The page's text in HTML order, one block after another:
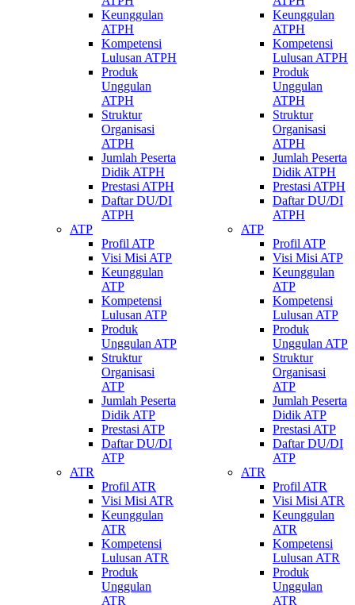
Keunggulan
ATPH
Kompetensi
Lulusan ATPH
Produk
Unggulan
ATPH
Struktur
Organisasi
ATPH
Jumlah Peserta
Didik ATPH
Prestasi ATPH
Daftar DU/DI
ATPH
ATP
Profil ATP
Visi Misi ATP
Keunggulan
ATP
Kompetensi
Lulusan ATP
Produk
Unggulan ATP
Struktur
Organisasi
ATP
Jumlah Peserta
Didik ATP
Prestasi ATP
Daftar DU/DI
ATP
ATR
Profil ATR
Visi Misi ATR
Keunggulan
ATR
Kompetensi
Lulusan ATR
Produk
Unggulan
ATR
Keunggulan
ATPH
Kompetensi
Lulusan ATPH
Produk
Unggulan
ATPH
Struktur
Organisasi
ATPH
Jumlah Peserta
Didik ATPH
Prestasi ATPH
Daftar DU/DI
ATPH
ATP
Profil ATP
Visi Misi ATP
Keunggulan
ATP
Kompetensi
Lulusan ATP
Produk
Unggulan ATP
Struktur
Organisasi
ATP
Jumlah Peserta
Didik ATP
Prestasi ATP
Daftar DU/DI
ATP
ATR
Profil ATR
Visi Misi ATR
Keunggulan
ATR
Kompetensi
Lulusan ATR
Produk
Unggulan
ATR